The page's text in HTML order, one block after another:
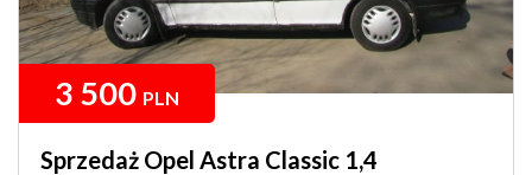
3 500 PLN
Sprzedaż Opel Astra Classic 1,4